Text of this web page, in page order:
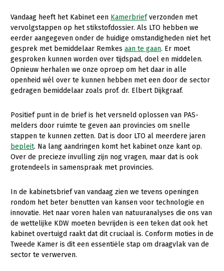
Sterk ondernemerschap
Transitiepaden
Thema’s
Gezonde planten
Gezonde dieren
Bodem en water
Platteland en omgeving
Mens, ondernemerschap en onderwijs
Sectoren
Dier
Biologische Landbouw
Geitenhouderij
Vandaag heeft het Kabinet een Kamerbriefverzonden met
vervolgstappen op het stikstofdossier. Als LTO hebben we
eerder aangegeven onder de huidige omstandigheden niet het
gesprek met bemiddelaar Remkes aan te gaan. Er moet
gesproken kunnen worden over tijdspad, doel en middelen.
Opnieuw herhalen we onze oproep om het daar in alle
openheid wél over te kunnen hebben met een door de sector
gedragen bemiddelaar zoals prof. dr. Elbert Dijkgraaf.
Positief punt in de brief is het versneld oplossen van PAS-
melders door ruimte te geven aan provincies om snelle
stappen te kunnen zetten. Dat is door LTO al meerdere jaren
bepleit. Na lang aandringen komt het kabinet onze kant op.
Over de precieze invulling zijn nog vragen, maar dat is ook
grotendeels in samenspraak met provincies.
In de kabinetsbrief van vandaag zien we tevens openingen
rondom het beter benutten van kansen voor technologie en
innovatie. Het naar voren halen van natuuranalyses die ons van
de wettelijke KDW moeten bevrijden is een teken dat ook het
kabinet overtuigd raakt dat dit cruciaal is. Conform moties in de
Tweede Kamer is dit een essentiële stap om draagvlak van de
sector te verwerven.